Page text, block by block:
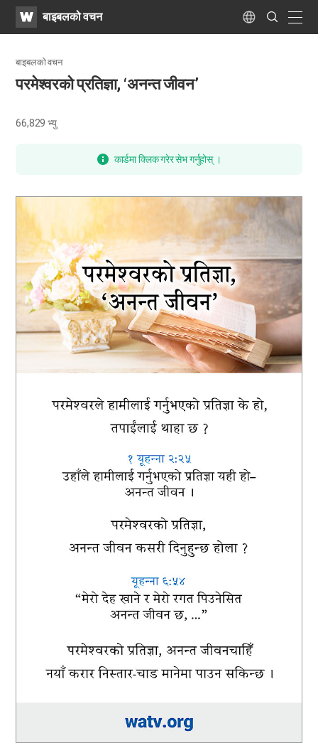
WATVबाइबलको वचन Language
Search
Submit
बाइबलको वचन
परमेश्वरको प्रतिज्ञा, ‘अनन्त जीवन’
66,829भ्यु
कार्डमा क्लिक गरेर सेभ गर्नुहोस् ।